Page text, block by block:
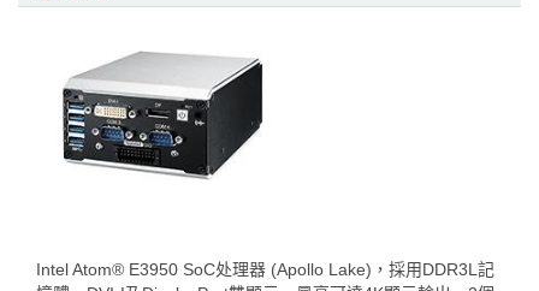
Intel Atom® E3950 SoC处理器 (Apollo Lake)，採用DDR3L記